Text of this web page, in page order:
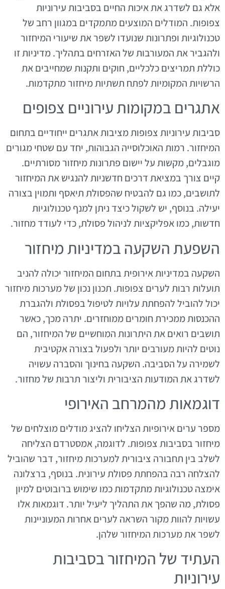
אלא גם לשדרג את איכות החיים בסביבות עירוניות
צפופות. המודלים המוצעים מתמקדים במגוון רחב של
טכנולוגיות ופתרונות שנועדו לשפר את שיעורי המיחזור
ולהגביר את המעורבות של האזרחים בתהליך. מדיניות זו
כוללת תמריצים כלכליים, חוקים ותקנות שמחייבים את
הרשויות המקומיות לפתח תשתיות מיחזור מתקדמות.
אתגרים במקומות עירוניים צפופים
סביבות עירוניות צפופות מציבות אתגרים ייחודיים בתחום
המיחזור. רמות האוכלוסייה הגבוהות, יחד עם שטחי מגורים
מוגבלים, מקשות על יישום פתרונות מיחזור מסורתיים.
קיים צורך במציאת דרכים חדשניות להנגיש את המיחזור
לתושבים, כמו גם להבטיח שהפסולת תיאסף ותמוין בצורה
יעילה. בנוסף, יש לשקול כיצד ניתן למנף טכנולוגיות
חדשות, כמו אפליקציות לניהול פסולת, כדי לעודד מחזור.
השפעת השקעה במדיניות מיחזור
השקעה במדיניות אירופית בתחום המיחזור יכולה להניב
תועלות רבות לערים צפופות. תכנון נכון של מערכות מיחזור
יכול להוביל להפחתת עלויות לטיפול בפסולת ולהגברת
ההכנסות ממכירת חומרים ממוחזרים. יתרה מכך, כאשר
תושבים רואים את היתרונות המוחשיים של המיחזור, הם
נוטים להיות מעורבים יותר ולפעול בצורה אקטיבית
לשמירה על הסביבה. השקעה בחינוך והסברה עשויה
לשדרג את המודעות הציבורית וליצור תרבות של מחזור.
דוגמאות מהמרחב האירופי
מספר ערים אירופיות הצליחו להציג מודלים מוצלחים של
מיחזור בסביבות צפופות. לדוגמה, אמסטרדם הצליחה
לשלב בין תחבורה ציבורית למערכות מיחזור, דבר שהוביל
להצלחה רבה בהפחתת פסולת עירונית. בנוסף, ברצלונה
אימצה טכנולוגיות מתקדמות כמו שימוש ברובוטים למיון
פסולת, מה שהפך את התהליך ליעיל יותר. דוגמאות אלו
עשויות להוות מקור השראה לערים אחרות המעוניינות
לשפר את מערכות המיחזור שלהן.
העתיד של המיחזור בסביבות
עירוניות